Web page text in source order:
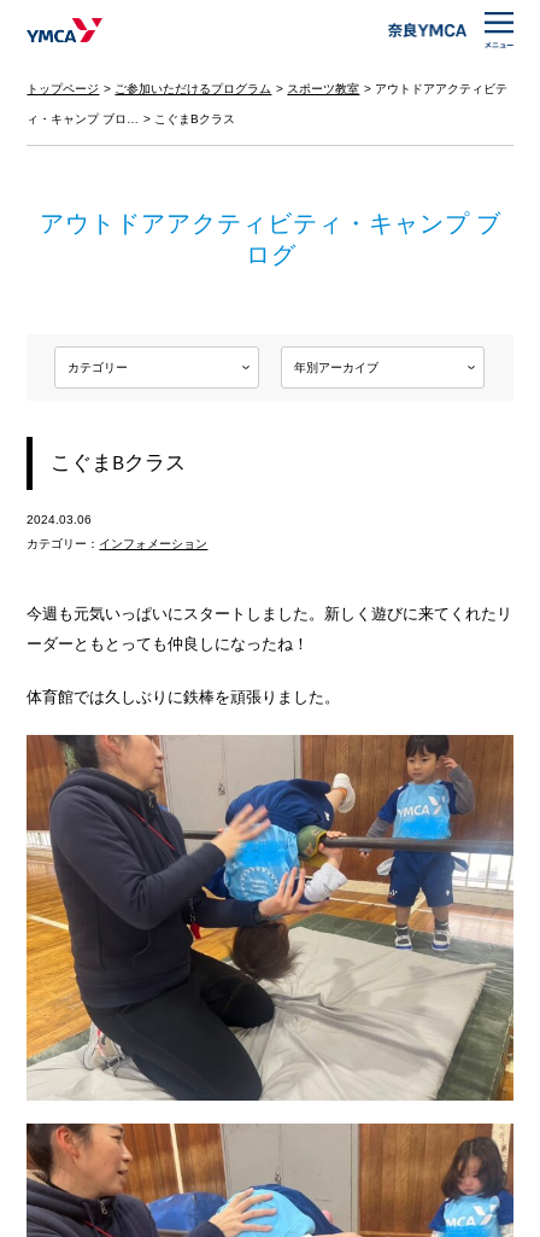
トップページ ご参加いただけるプログラム スポーツ教室 アウトドアアクティビテ
ィ・キャンプ ブロ… こぐまBクラス
アウトドアアクティビティ・キャンプ ブ
ログ
こぐまBクラス
2024.03.06
カテゴリー： インフォメーション
今週も元気いっぱいにスタートしました。新しく遊びに来てくれたリ
ーダーともとっても仲良しになったね！
体育館では久しぶりに鉄棒を頑張りました。